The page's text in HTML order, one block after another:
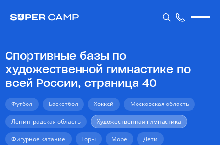
Спортивные базы по
художественной гимнастике по
всей России, страница 40
Футбол Баскетбол Хоккей Московская область
Ленинградская область Художественная гимнастика
Фигурное катание Горы Море Дети